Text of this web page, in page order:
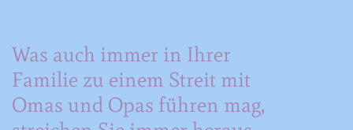
Was auch immer in Ihrer
Familie zu einem Streit mit
Omas und Opas führen mag,
Name IDE
Anbieter YouTube
Laufzeit 390 Tage